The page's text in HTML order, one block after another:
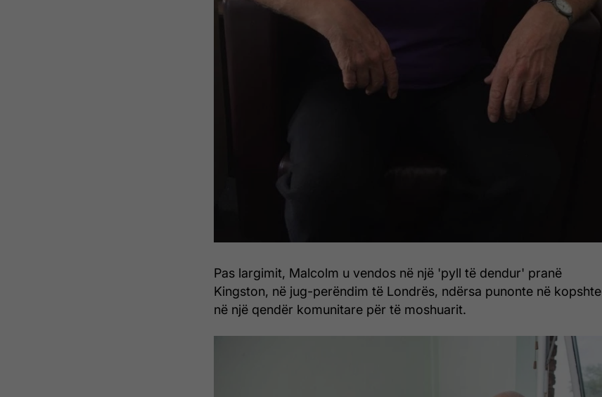
Pas largimit, Malcolm u vendos në një 'pyll të dendur' pranë
Kingston, në jug-perëndim të Londrës, ndërsa punonte në kopshte
në një qendër komunitare për të moshuarit.